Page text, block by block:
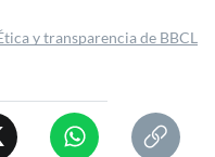
y transparencia de BBCL